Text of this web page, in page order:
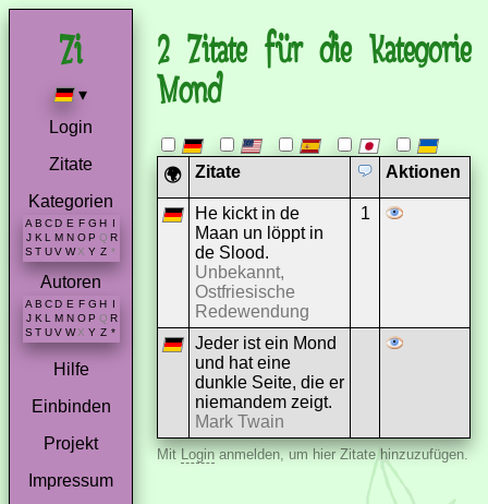
▾
Login
Zitate
Kategorien
A B C D E F G H I
J K L M N O P Q R
S T U V W X Y Z *
Autoren
A B C D E F G H
J K L M N O P Q R
S T U V W X Y Z *
Hilfe
Einbinden
Projekt
Impressum
2 Zitate für die Kategorie
Mond
🌍 Zitate Aktionen
He kickt in de
Maan un löppt in
de Slood.
Unbekannt,
Ostfriesische
Redewendung
1
Jeder ist ein Mond
und hat eine
dunkle Seite, die er
niemandem zeigt.
Mark Twain
MitLoginanmelden, um hier Zitate hinzuzufügen.